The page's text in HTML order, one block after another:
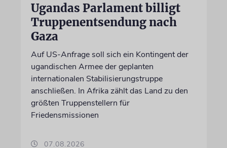
Ugandas Parlament billigt
Truppenentsendung nach
Gaza
Auf US-Anfrage soll sich ein Kontingent der
ugandischen Armee der geplanten
internationalen Stabilisierungstruppe
anschließen. In Afrika zählt das Land zu den
größten Truppenstellern für
Friedensmissionen
07.08.2026